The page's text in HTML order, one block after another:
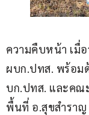
ความคืบหน้า เมื่
ผบก.ปทส. พร้อม
บก.ปทส. และคณ
พื้นที่ อ.สุขสำราญ